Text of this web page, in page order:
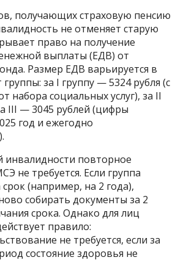
получающих страховую пенсию
не отменяет старую
право на получение
выплаты (ЕДВ) от
Размер ЕДВ варьируется в
за I группу — 5324 рубля (с
набора социальных услуг), за II
III — 3045 рублей (цифры
год и ежегодно
инвалидности повторное
не требуется. Если группа
(например, на 2 года),
собирать документы за 2
срока. Однако для лиц
правило:
не требуется, если за
состояние здоровья не